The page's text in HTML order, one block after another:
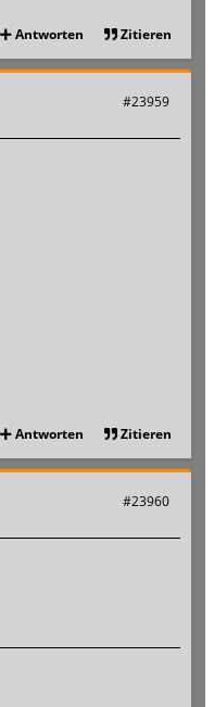
Antworten Zitieren
#23959
Antworten Zitieren
#23960